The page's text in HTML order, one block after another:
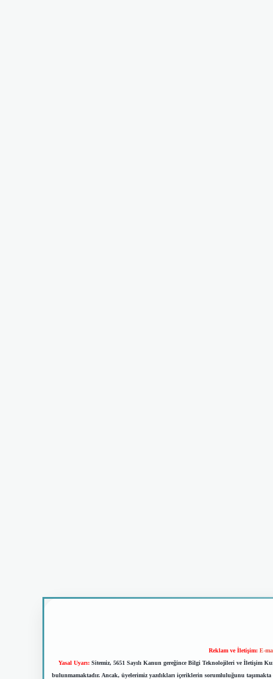
Reklam ve İletişim: E-
Yasal Uyarı: Sitemiz, 5651 Sayılı Kanun gereğince Bilgi Teknolojileri ve İletişim
bulunmamaktadır. Ancak, üyelerimiz yazdıkları içeriklerin sorumluluğunu